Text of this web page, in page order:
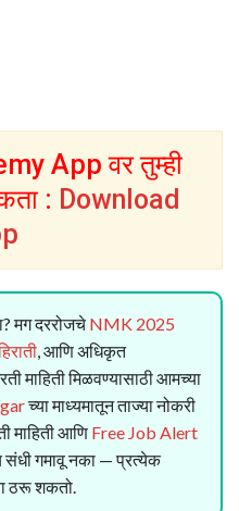
App वर तुम्ही
: Download
मग दररोजचे NMK 2025
, आणि अधिकृत
माहिती मिळवण्यासाठी आमच्या
च्या माध्यमातून ताज्या नोकरी
माहिती आणि Free Job Alert
संधी गमावू नका — प्रत्येक
ठरू शकतो.